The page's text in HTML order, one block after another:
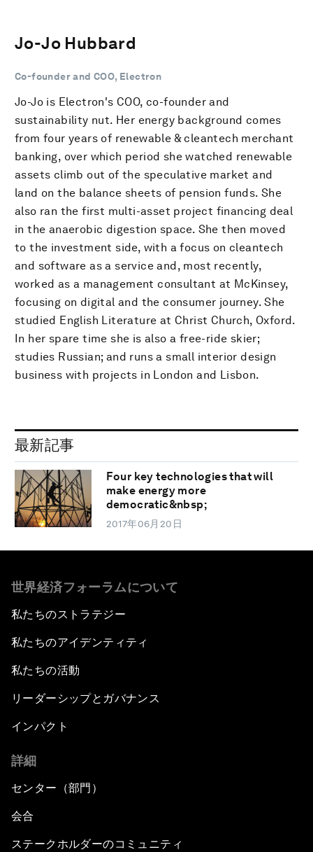
Jo-Jo Hubbard
Co-founder and COO, Electron
Jo-Jo is Electron's COO, co-founder and
sustainability nut. Her energy background comes
from four years of renewable & cleantech merchant
banking, over which period she watched renewable
assets climb out of the speculative market and
land on the balance sheets of pension funds. She
also ran the first multi-asset project financing deal
in the anaerobic digestion space. She then moved
to the investment side, with a focus on cleantech
and software as a service and, most recently,
worked as a management consultant at McKinsey,
focusing on digital and the consumer journey. She
studied English Literature at Christ Church, Oxford.
In her spare time she is also a free-ride skier;
studies Russian; and runs a small interior design
business with projects in London and Lisbon.
最新記事
Four key technologies that will
make energy more
democratic&nbsp;
2017年06月20日
世界経済フォーラムについて
私たちのストラテジー
私たちのアイデンティティ
私たちの活動
リーダーシップとガバナンス
インパクト
詳細
センター（部門）
会合
ステークホルダーのコミュニティ